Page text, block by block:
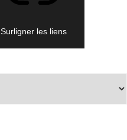
Surligner les liens